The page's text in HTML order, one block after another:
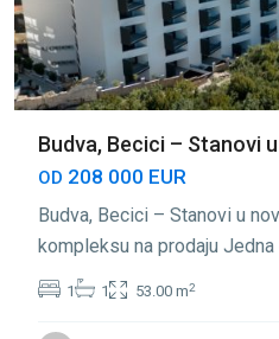
Budva, Becici – Stanovi
OD 208 000 EUR
Budva, Becici – Stanovi u
kompleksu na prodaju
1 1 53.00 m2